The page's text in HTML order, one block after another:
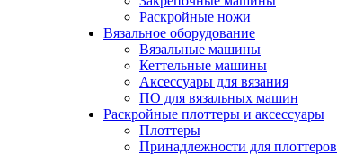
Раскройные ножи
Вязальное оборудование
Вязальные машины
Кеттельные машины
Аксессуары для вязания
ПО для вязальных машин
Раскройные плоттеры и аксессуары
Плоттеры
Принадлежности для плоттеров